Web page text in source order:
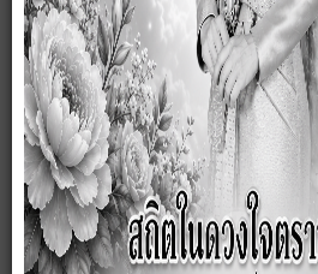
สถิติการให้บริการประชาชน ของ อบต.ละเวี้ย
ประจำเดือนกรกฎาคม 2568
สถิติการให้บริการประชาชน ของ อบต.ละเวี้ย
ประจำเดือนมิถุนายน 2568
สถิติการให้บริการประชาชน ของ อบต.ละเวี้ย
ประจำเดือนพฤษภาคม 2568
สถิติการให้บริการประชาชน ของ อบต.ละเวี้ย
ประจำเดือนเมษายน 2568